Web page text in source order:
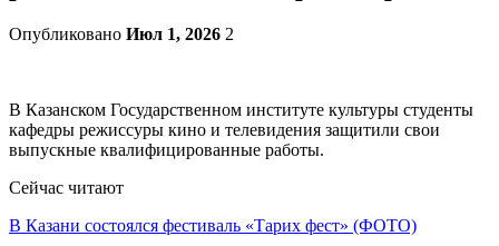
Опубликовано Июл 1, 2026 2
В Казанском Государственном институте культуры студенты
кафедры режиссуры кино и телевидения защитили свои
выпускные квалифицированные работы.
Сейчас читают
В Казани состоялся фестиваль «Тарих фест» (ФОТО)